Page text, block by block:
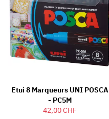
Etui 8 Marqueurs UNI POSCA
- PC5M
42,00 CHF